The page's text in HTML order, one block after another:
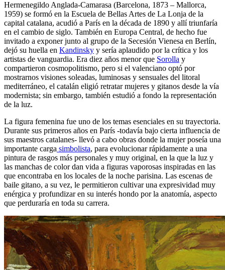
Hermenegildo Anglada-Camarasa (Barcelona, 1873 – Mallorca,
1959) se formó en la Escuela de Bellas Artes de La Lonja de la
capital catalana, acudió a París en la década de 1890 y allí triunfaría
en el cambio de siglo. También en Europa Central, de hecho fue
invitado a exponer junto al grupo de la Secesión Vienesa en Berlín,
dejó su huella en Kandinsky y sería aplaudido por la crítica y los
artistas de vanguardia. Era diez años menor que Sorolla y
compartieron cosmopolitismo, pero si el valenciano optó por
mostrarnos visiones soleadas, luminosas y sensuales del litoral
mediterráneo, el catalán eligió retratar mujeres y gitanos desde la vía
modernista; sin embargo, también estudió a fondo la representación
de la luz.
La figura femenina fue uno de los temas esenciales en su trayectoria.
Durante sus primeros años en París -todavía bajo cierta influencia de
sus maestros catalanes- llevó a cabo obras donde la mujer poseía una
importante carga simbolista, para evolucionar rápidamente a una
pintura de rasgos más personales y muy original, en la que la luz y
las manchas de color dan vida a figuras vaporosas inspiradas en las
que encontraba en los locales de la noche parisina. Las escenas de
baile gitano, a su vez, le permitieron cultivar una expresividad muy
enérgica y profundizar en su interés hondo por la anatomía, aspecto
que perduraría en toda su carrera.